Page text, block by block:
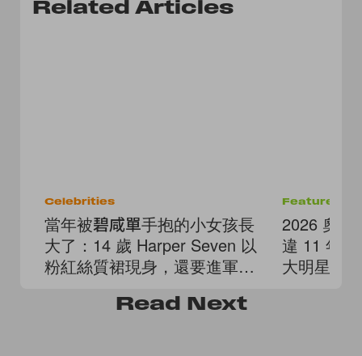
Related Articles
Celebrities
當年被碧咸單手抱的小女孩長
大了：14 歲 Harper Seven 以
粉紅絲質裙現身，還要進軍美
Features
2026 奧斯
違 11 年
大明星陣
Read Next